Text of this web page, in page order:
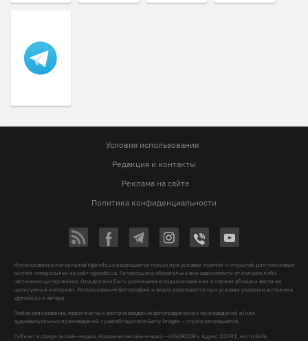
Условия использования
Редакция и контакты
Реклама на сайте
Политика конфиденциальности
Использование материалов Vgorode.ua разрешается только при условии прямой и открытой для поисковых
систем гиперссылки на сайт vgorode.ua. Гиперссылка обязательна вне зависимости от полного либо
частичного цитирования. Она должна быть размещена в подзаголовке или в первом абзаце и вести на
цитируемый материал. Использование фотографий и видео разрешается при условии указания источника
vgorode.ua и автора.
Любое копирование, перепечатка и воспроизведение фотографических произведений и/или
аудиовизуальных произведений правообладателя Getty Images – строго запрещается.
Субъект в сфере онлайн-медиа, Название онлайн-медиа - «VGORODE», Адрес: 02091, місто Київ,